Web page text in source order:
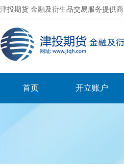
津投期货 金融及衍生品交易服务提供商
首页 开立账户